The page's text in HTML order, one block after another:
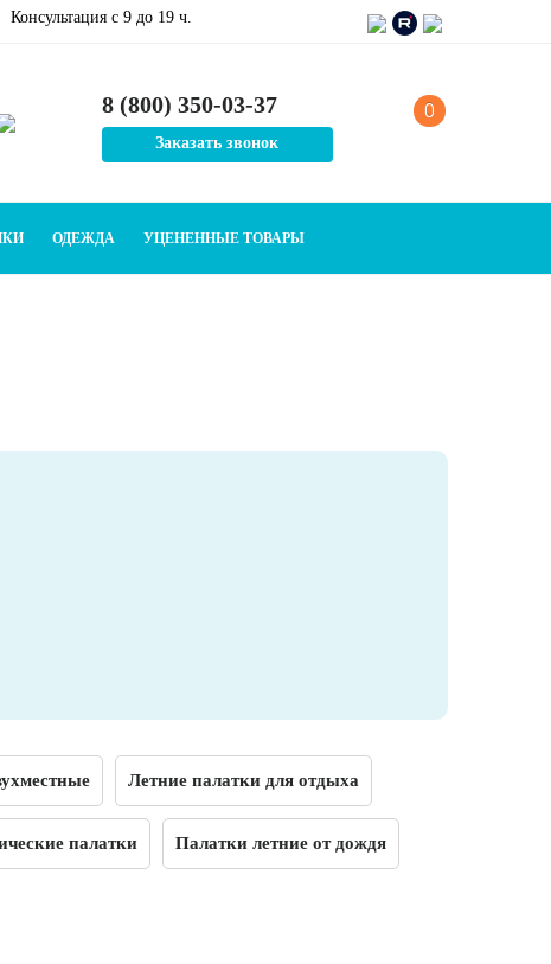
Консультация c 9 до 19 ч.
8 (800) 350-03-37
Заказать звонок
0
ОДЕЖДА УЦЕНЕННЫЕ ТОВАРЫ
Летние палатки для отдыха
палатки Палатки летние от дождя